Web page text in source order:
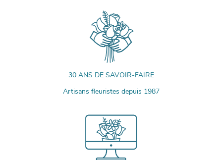
30 ANS DE SAVOIR-FAIRE
Artisans fleuristes depuis 1987